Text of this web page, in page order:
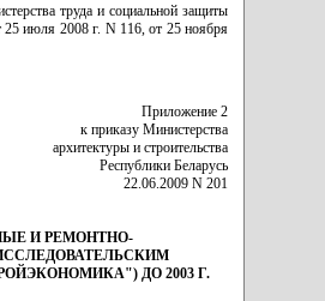
труда и социальной защиты
25 июля 2008 г. N 116, от 25 ноября
Приложение 2
к приказу Министерства
архитектуры и строительства
Республики Беларусь
22.06.2009 N 201
И РЕМОНТНО-
ДО 2003 Г.